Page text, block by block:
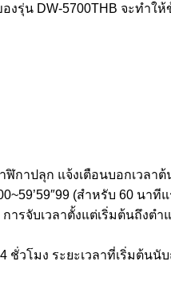
น DW-5700THB จะทำใ
กาปลุก แจ้งเตือนบอกเวลาต้
(สำหรับ 60 น
รจับเวลาตั้งแต่เริ่มต้นถึงต
ชั่วโมง ระยะเวลาที่เริ่มต้น